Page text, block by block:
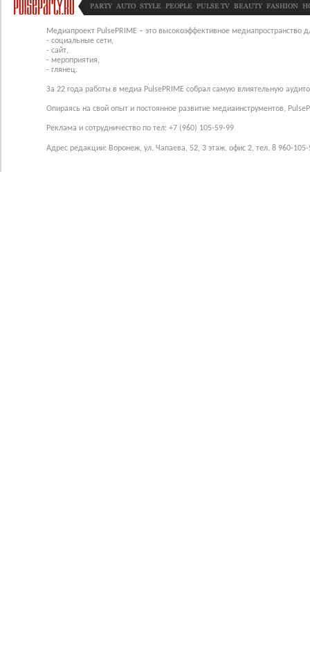
PARTY AUTO STYLE PEOPLE PULSE TV BEAUTY FASHION
Медиапроект PulsePRIME – это высокоэффективное медиапространство
- социальные сети,
- сайт,
- мероприятия,
- глянец.
За 22 года работы в медиа PulsePRIME собрал самую влиятельную
Опираясь на свой опыт и постоянное развитие медиаинструментов,
Реклама и сотрудничество по тел: +7 (960) 105-59-99
Адрес редакции: Воронеж, ул. Чапаева, 52, 3 этаж, офис 2, тел. 8 960-